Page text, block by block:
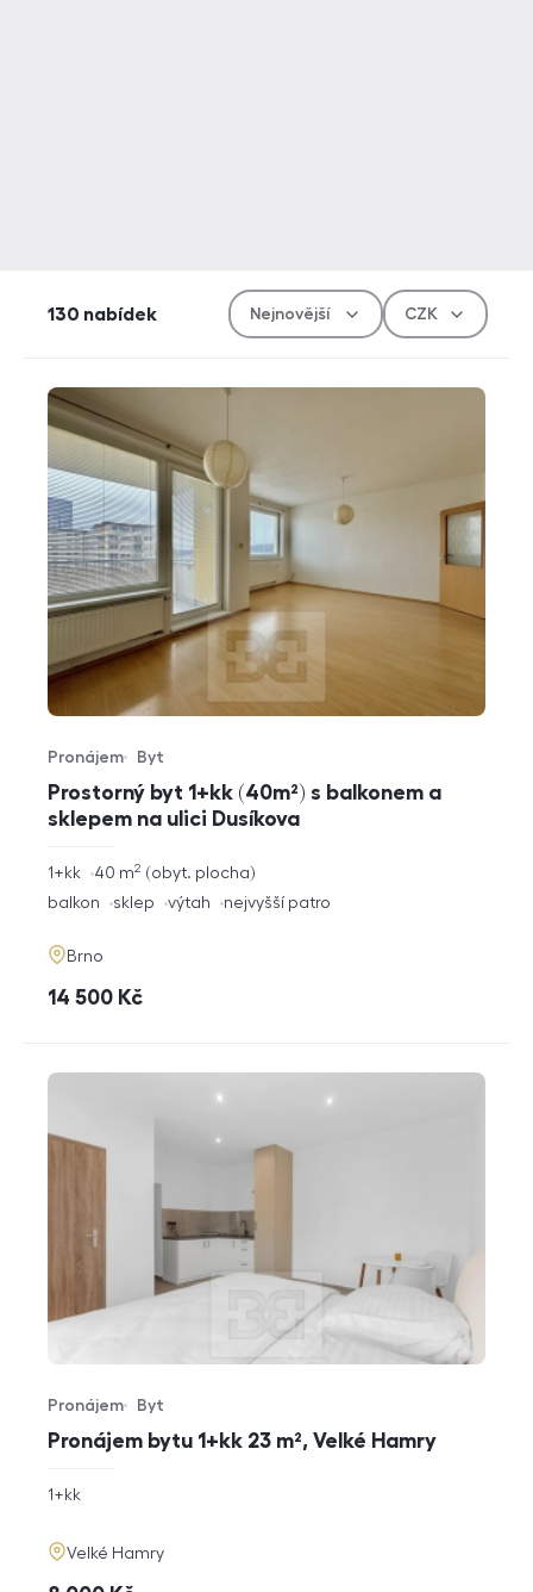
130 nabídek
Měna
Prostorný byt 1+kk (40m²) s balkonem a
sklepem na ulici Dusíkova
Typ nabídky
Pronájem
Typ nemovitosti
Byt
rozměry
1+kk obyt. plocha
40 m2
funkce
balkon sklep výtah nejvyšší patro
adresa
Brno
cena
14 500 Kč
Pronájem bytu 1+kk 23 m², Velké Hamry
Typ nabídky
Pronájem
Typ nemovitosti
Byt
rozměry
1+kk
adresa
Velké Hamry